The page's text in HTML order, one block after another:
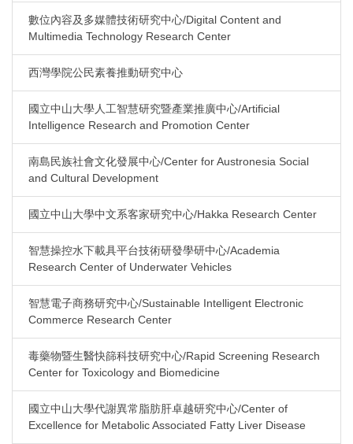
數位內容及多媒體技術研究中心/Digital Content and
Multimedia Technology Research Center
西灣學院公民素養推動研究中心
國立中山大學人工智慧研究暨產業推廣中心/Artificial
Intelligence Research and Promotion Center
南島民族社會文化發展中心/Center for Austronesia Social
and Cultural Development
國立中山大學中文系客家研究中心/Hakka Research Center
智慧操控水下載具平台技術研發學研中心/Academia
Research Center of Underwater Vehicles
智慧電子商務研究中心/Sustainable Intelligent Electronic
Commerce Research Center
毒藥物暨生醫快篩科技研究中心/Rapid Screening Research
Center for Toxicology and Biomedicine
國立中山大學代謝異常脂肪肝卓越研究中心/Center of
Excellence for Metabolic Associated Fatty Liver Disease